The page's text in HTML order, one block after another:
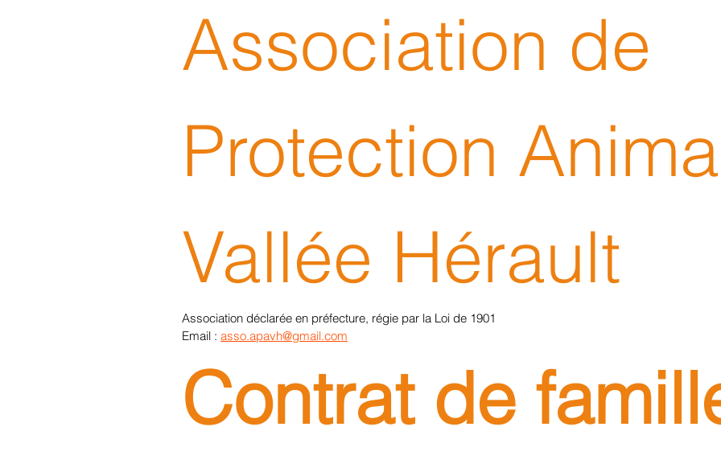
Association de
Protection
Vallée Hérault
Association déclarée en préfecture, régie par la Loi de 1901
Email : asso.apavh@gmail.com
Contrat de